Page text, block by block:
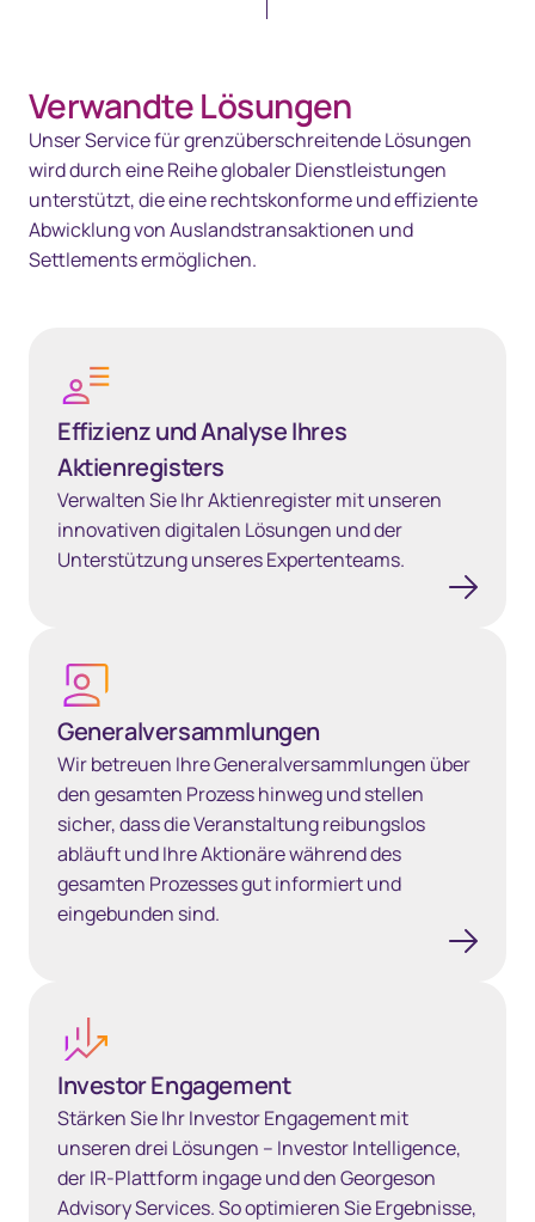
Verwandte Lösungen
Unser Service für grenzüberschreitende Lösungen
wird durch eine Reihe globaler Dienstleistungen
unterstützt, die eine rechtskonforme und effiziente
Abwicklung von Auslandstransaktionen und
Settlements ermöglichen.
Effizienz und Analyse Ihres
Aktienregisters
Verwalten Sie Ihr Aktienregister mit unseren
innovativen digitalen Lösungen und der
Unterstützung unseres Expertenteams.
Generalversammlungen
Wir betreuen Ihre Generalversammlungen über
den gesamten Prozess hinweg und stellen
sicher, dass die Veranstaltung reibungslos
abläuft und Ihre Aktionäre während des
gesamten Prozesses gut informiert und
eingebunden sind.
Investor Engagement
Stärken Sie Ihr Investor Engagement mit
unseren drei Lösungen – Investor Intelligence,
der IR‑Plattform ingage und den Georgeson
Advisory Services. So optimieren Sie Ergebnisse,